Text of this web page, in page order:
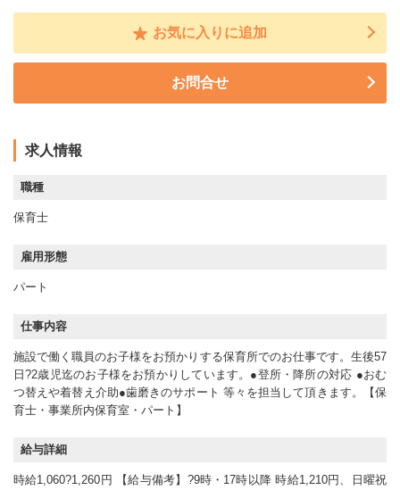
お気に入りに追加
お問合せ
求人情報
職種
保育士
雇用形態
パート
仕事内容
施設で働く職員のお子様をお預かりする保育所でのお仕事です。生後57
日?2歳児迄のお子様をお預かりしています。●登所・降所の対応 ●おむ
つ替えや着替え介助●歯磨きのサポート 等々を担当して頂きます。【保
育士・事業所内保育室・パート】
給与詳細
時給1,060?1,260円 【給与備考】?9時・17時以降 時給1,210円、日曜祝